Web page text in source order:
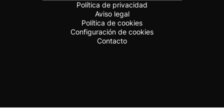
Política de privacidad
Aviso legal
Política de cookies
Configuración de cookies
Contacto